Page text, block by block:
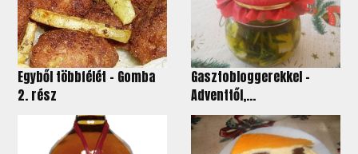
Egyből többfélét – Gomba
2. rész
Gasztobloggerekkel -
Adventtől,...